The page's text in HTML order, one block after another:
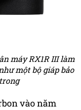
máy RX1R III làm
một bộ giáp bảo
vào năm